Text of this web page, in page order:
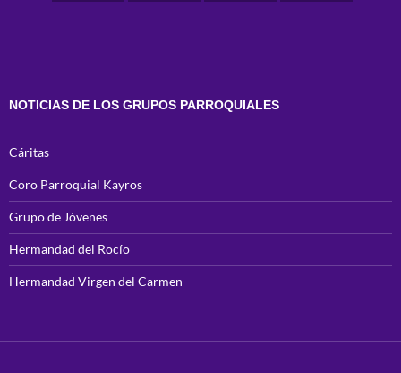
NOTICIAS DE LOS GRUPOS PARROQUIALES
Cáritas
Coro Parroquial Kayros
Grupo de Jóvenes
Hermandad del Rocío
Hermandad Virgen del Carmen